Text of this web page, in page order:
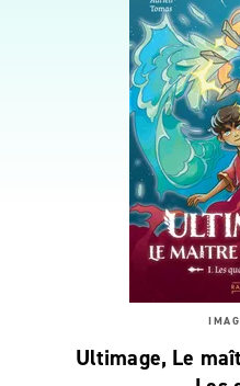
Ultimage, Le